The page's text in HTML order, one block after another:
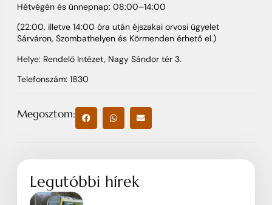
Hétvégén és ünnepnap: 08:00–14:00
(22:00, illetve 14:00 óra után éjszakai orvosi ügyelet
Sárváron, Szombathelyen és Körmenden érhető el.)
Helye: Rendelő Intézet, Nagy Sándor tér 3.
Telefonszám: 1830
Megosztom:
Legutóbbi hírek